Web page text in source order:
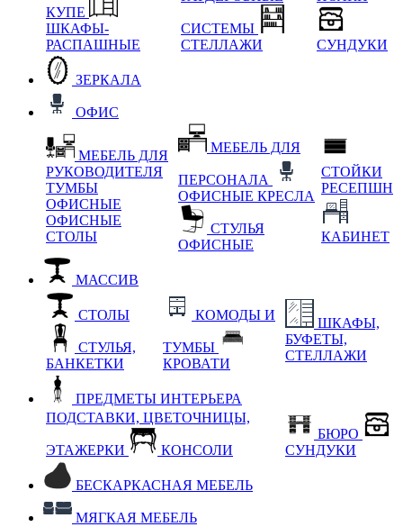
КУПЕ
ШКАФЫ-
РАСПАШНЫЕ
СИСТЕМЫ
СТЕЛЛАЖИ
СУНДУКИ
ЗЕРКАЛА
ОФИС
МЕБЕЛЬ ДЛЯ
РУКОВОДИТЕЛЯ
ТУМБЫ
ОФИСНЫЕ
ОФИСНЫЕ
СТОЛЫ
МЕБЕЛЬ ДЛЯ
ПЕРСОНАЛА
ОФИСНЫЕ КРЕСЛА
СТУЛЬЯ
ОФИСНЫЕ
СТОЙКИ
РЕСЕПШН
КАБИНЕТ
МАССИВ
СТОЛЫ
СТУЛЬЯ,
БАНКЕТКИ
КОМОДЫ И
ТУМБЫ
КРОВАТИ
ШКАФЫ,
БУФЕТЫ,
СТЕЛЛАЖИ
ПРЕДМЕТЫ ИНТЕРЬЕРА
ПОДСТАВКИ, ЦВЕТОЧНИЦЫ,
ЭТАЖЕРКИ КОНСОЛИ
БЮРО
СУНДУКИ
БЕСКАРКАСНАЯ МЕБЕЛЬ
МЯГКАЯ МЕБЕЛЬ